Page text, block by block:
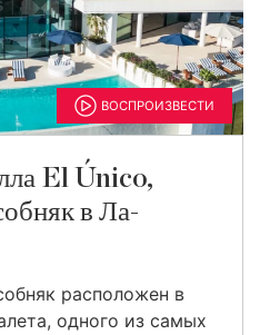
ВОСПРОИЗВЕСТИ
El Único,
в Ла-
расположен в
одного из самых